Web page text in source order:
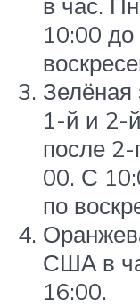
10:00
1-й и 2-
после
00. С
по
США в
16:00.